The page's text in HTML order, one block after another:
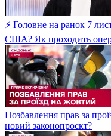
⚡ Головне на ранок 7
США? Як проходить
Позбавлення прав за
новий законопроєкт?